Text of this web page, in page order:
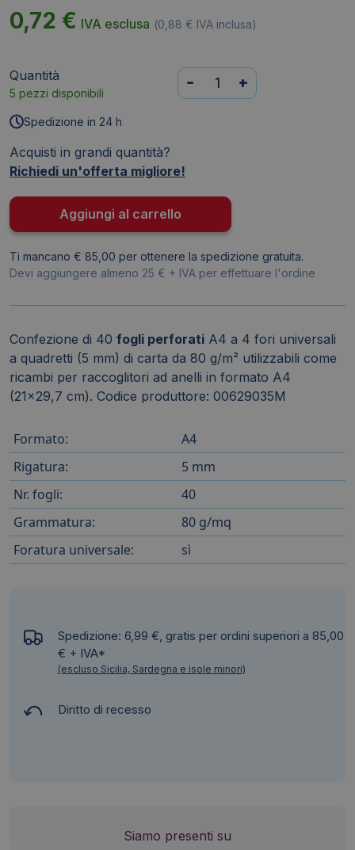
0,72 € IVA esclusa (0,88 € IVA inclusa)
Quantità
5 pezzi disponibili
Fogli
forati
-
-
quadretti
-
per
(conf.40
fogli)
quantità
- +
Spedizione in 24 h
Acquisti in grandi quantità?
Richiedi un'offerta migliore!
Aggiungi al carrello
Ti mancano € 85,00 per ottenere la spedizione gratuita.
Devi aggiungere almeno 25 € + IVA per effettuare l'ordine
Confezione di 40 fogli perforati A4 a 4 fori universali
a quadretti (5 mm) di carta da 80 g/m² utilizzabili come
ricambi per raccoglitori ad anelli in formato A4
(21x29,7 cm). Codice produttore: 00629035M
Formato:
A4
Rigatura:
5 mm
Nr. fogli:
40
Grammatura:
80 g/mq
Foratura universale:
sì
Spedizione: 6,99 €, gratis per ordini superiori a 85,00
€ + IVA*
(escluso Sicilia, Sardegna e isole minori)
Diritto di recesso
Siamo presenti su